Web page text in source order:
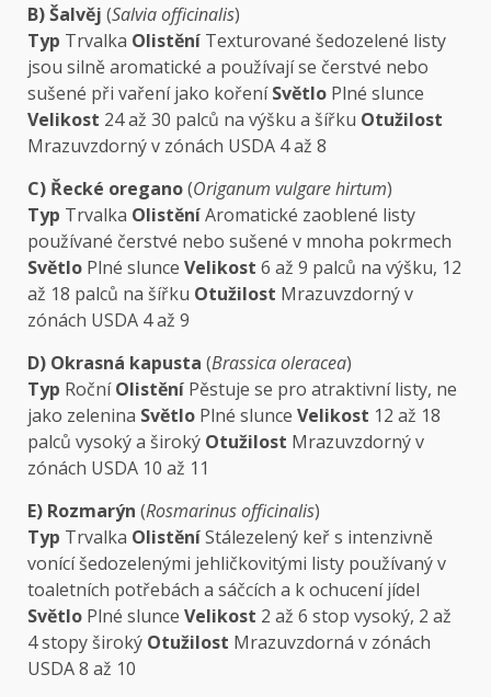
B) Šalvěj (Salvia officinalis)
Typ Trvalka Olistění Texturované šedozelené listy
jsou silně aromatické a používají se čerstvé nebo
sušené při vaření jako kořeníSvětlo Plné slunce
Velikost 24 až 30 palců na výšku a šířku Otužilost
Mrazuvzdorný v zónách USDA 4 až 8
C) Řecké oregano(Origanum vulgare hirtum)
Typ Trvalka OlistěníAromatické zaoblené listy
používané čerstvé nebo sušené v mnoha pokrmech
Světlo Plné slunce Velikost 6 až 9 palců na výšku, 12
až 18 palců na šířku Otužilost Mrazuvzdorný v
zónách USDA 4 až 9
D) Okrasná kapusta (Brassica oleracea)
Typ RočníOlistění Pěstuje se pro atraktivní listy, ne
jako zelenina Světlo Plné slunce Velikost 12 až 18
palců vysoký a široký Otužilost Mrazuvzdorný v
zónách USDA 10 až 11
E) Rozmarýn (Rosmarinus officinalis)
Typ Trvalka OlistěníStálezelený keř s intenzivně
vonící šedozelenými jehličkovitými listy používaný v
toaletních potřebách a sáčcích a k ochucení jídel
Světlo Plné slunce Velikost 2 až 6 stop vysoký, 2 až
4 stopy široký Otužilost Mrazuvzdorná v zónách
USDA 8 až 10